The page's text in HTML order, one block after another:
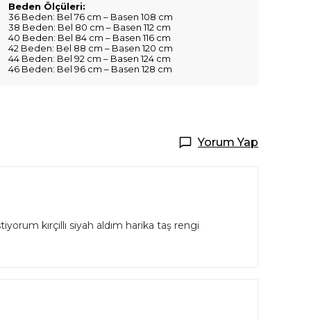
Beden Ölçüleri:
36 Beden: Bel 76 cm – Basen 108 cm
38 Beden: Bel 80 cm – Basen 112 cm
40 Beden: Bel 84 cm – Basen 116 cm
42 Beden: Bel 88 cm – Basen 120 cm
44 Beden: Bel 92 cm – Basen 124 cm
46 Beden: Bel 96 cm – Basen 128 cm
Yorum Yap
kırçıllı siyah aldım harika taş rengi